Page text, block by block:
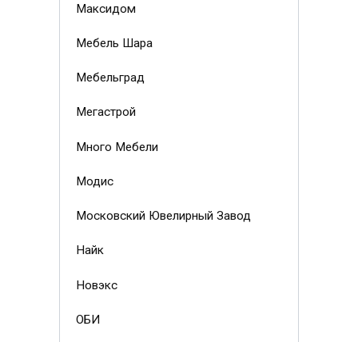
Максидом
Мебель Шара
Мебельград
Мегастрой
Много Мебели
Модис
Московский Ювелирный Завод
Найк
Новэкс
ОБИ